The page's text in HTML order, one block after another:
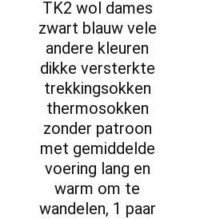
TK2 wol dames
zwart blauw vele
andere kleuren
dikke versterkte
trekkingsokken
thermosokken
zonder patroon
met gemiddelde
voering lang en
warm om te
wandelen, 1 paar